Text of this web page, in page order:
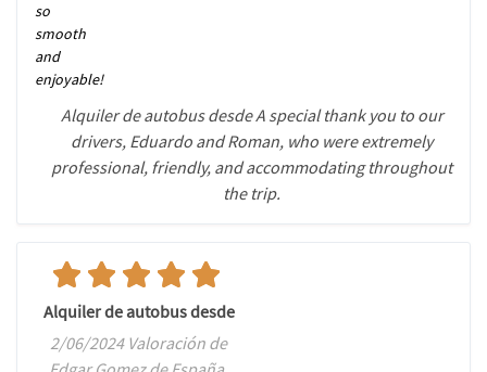
so
smooth
and
enjoyable!
Alquiler de autobus desde A special thank you to our
drivers, Eduardo and Roman, who were extremely
professional, friendly, and accommodating throughout
the trip.
Alquiler de autobus desde
2/06/2024 Valoración de